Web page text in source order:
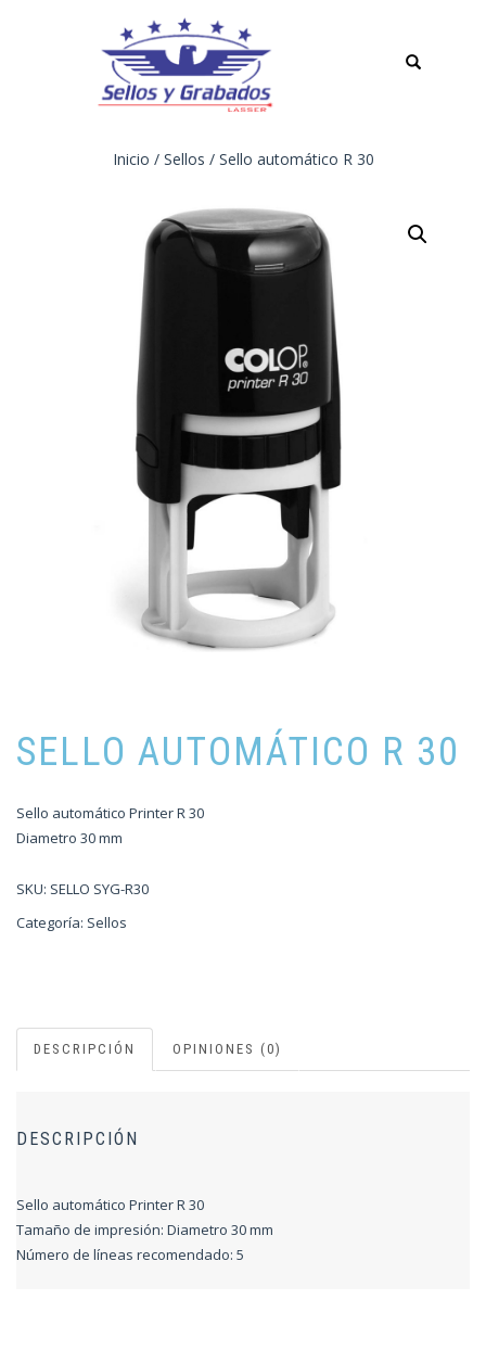
Inicio / Sellos / Sello automático R 30
SELLO AUTOMÁTICO R 30
Sello automático Printer R 30
Diametro 30 mm
SKU: SELLO SYG-R30
Categoría: Sellos
DESCRIPCIÓN OPINIONES (0)
DESCRIPCIÓN
Sello automático Printer R 30
Tamaño de impresión: Diametro 30 mm
Número de líneas recomendado: 5